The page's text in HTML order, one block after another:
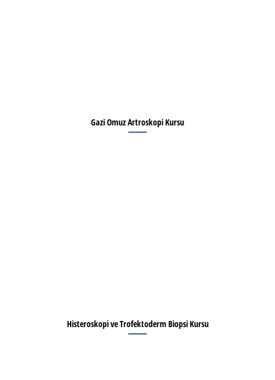
Gazi Omuz Artroskopi Kursu
Histeroskopi ve Trofektoderm Biopsi Kursu